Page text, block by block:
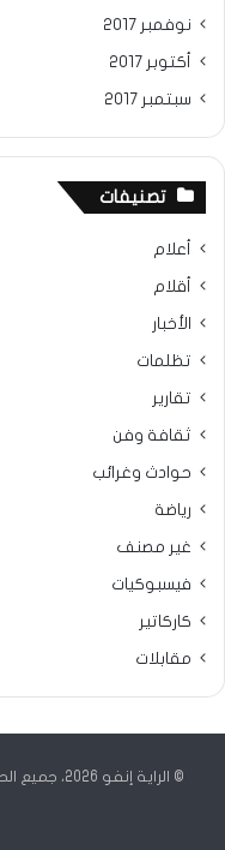
نوفمبر 2017
أكتوبر 2017
سبتمبر 2017
تصنيفات
أعلام
أقلام
الأخبار
تظلمات
تقارير
ثقافة وفن
حوادث وغرائب
رياضة
غير مصنف
فيسبوكيات
كاركاتير
مقابلات
© الراية إنفو 2026، جميع الحقوق محفوظة |